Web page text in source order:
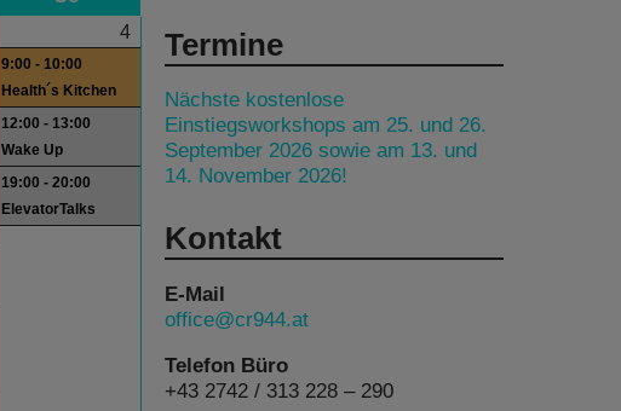
4
9:00 - 10:00
Health´s Kitchen
12:00 - 13:00
Wake Up
19:00 - 20:00
ElevatorTalks
Termine
Nächste kostenlose
Einstiegsworkshops am 25. und 26.
September 2026 sowie am 13. und
14. November 2026!
Kontakt
E-Mail
office@cr944.at
Telefon Büro
+43 2742 / 313 228 – 290